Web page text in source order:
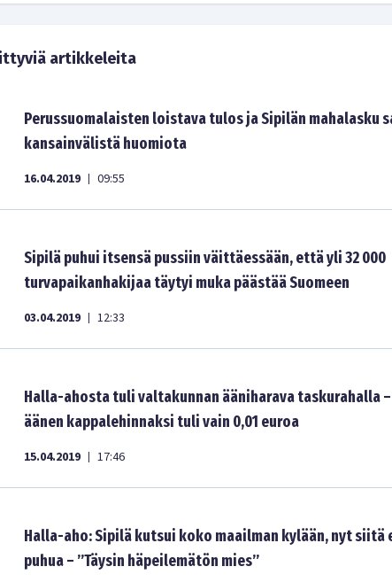
artikkeleita
Perussuomalaisten loistava tulos ja Sipilän mahalasku
kansainvälistä huomiota
16.04.2019 | 09:55
Sipilä puhui itsensä pussiin väittäessään, että yli 32 000
turvapaikanhakijaa täytyi muka päästää Suomeen
03.04.2019 | 12:33
Halla-ahosta tuli valtakunnan ääniharava taskurahalla –
äänen kappalehinnaksi tuli vain 0,01 euroa
15.04.2019 | 17:46
Halla-aho: Sipilä kutsui koko maailman kylään, nyt siitä
puhua – ”Täysin häpeilemätön mies”